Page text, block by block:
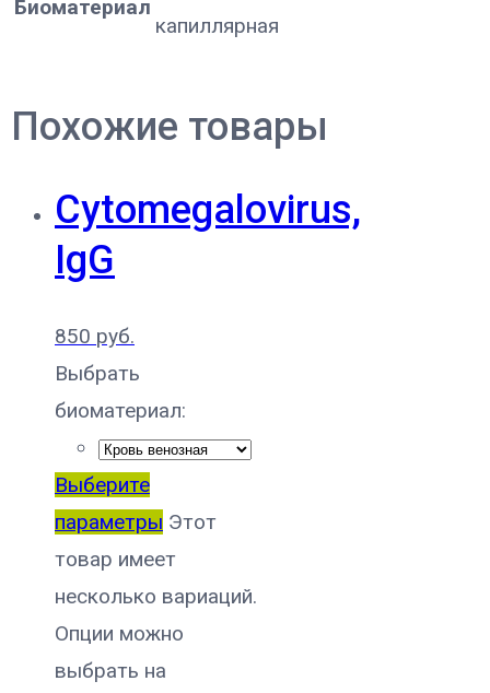
Биоматериал
капиллярная
Похожие товары
Cytomegalovirus,
IgG
850 руб.
Выбрать
биоматериал:
Выберите
параметры Этот
товар имеет
несколько вариаций.
Опции можно
выбрать на